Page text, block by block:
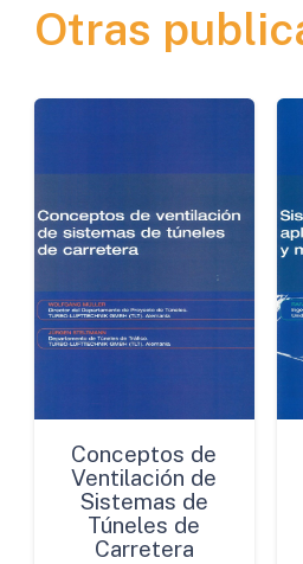
Otras
Conceptos de
Ventilación de
Sistemas de
Túneles de
Carretera